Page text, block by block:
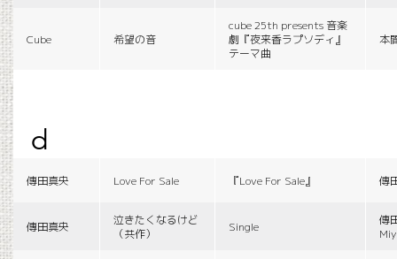
Cube 希望の音
cube 25th presents 音楽
劇『夜来香ラプソディ』
テーマ曲
本
d
傳田真央 Love For Sale 『Love For Sale』 傳
傳田真央
泣きたくなるけど
（共作）
Single
傳